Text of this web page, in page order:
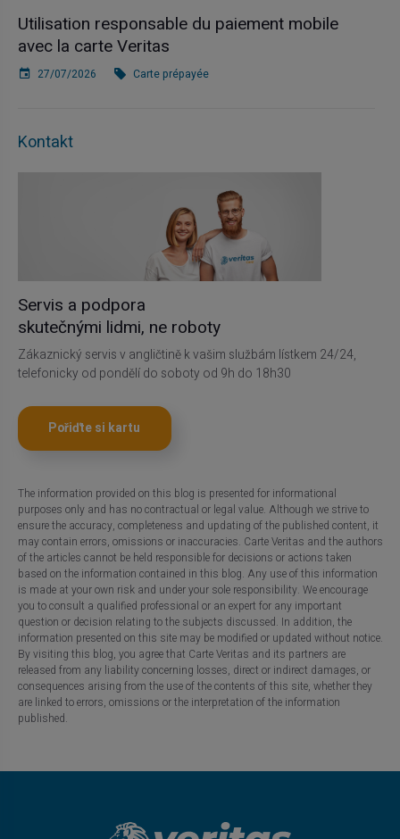
Utilisation responsable du paiement mobile
avec la carte Veritas
27/07/2026 Carte prépayée
Kontakt
Servis a podpora
skutečnými lidmi, ne roboty
Zákaznický servis v angličtině k vašim službám lístkem 24/24,
telefonicky od pondělí do soboty od 9h do 18h30
Pořiďte si kartu
The information provided on this blog is presented for informational
purposes only and has no contractual or legal value. Although we strive to
ensure the accuracy, completeness and updating of the published content, it
may contain errors, omissions or inaccuracies. Carte Veritas and the authors
of the articles cannot be held responsible for decisions or actions taken
based on the information contained in this blog. Any use of this information
is made at your own risk and under your sole responsibility. We encourage
you to consult a qualified professional or an expert for any important
question or decision relating to the subjects discussed. In addition, the
information presented on this site may be modified or updated without notice.
By visiting this blog, you agree that Carte Veritas and its partners are
released from any liability concerning losses, direct or indirect damages, or
consequences arising from the use of the contents of this site, whether they
are linked to errors, omissions or the interpretation of the information
published.